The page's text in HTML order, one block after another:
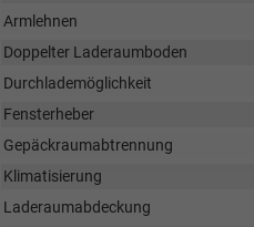
Armlehnen
Doppelter Laderaumboden
Durchlademöglichkeit
Fensterheber
Gepäckraumabtrennung
Klimatisierung
Laderaumabdeckung